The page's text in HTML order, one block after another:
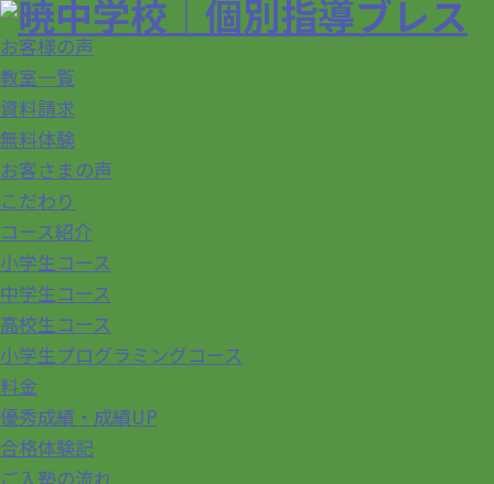
お客様の声
教室一覧
資料請求
無料体験
お客さまの声
こだわり
コース紹介
小学生コース
中学生コース
高校生コース
小学生プログラミングコース
料金
優秀成績・成績UP
合格体験記
ご入塾の流れ